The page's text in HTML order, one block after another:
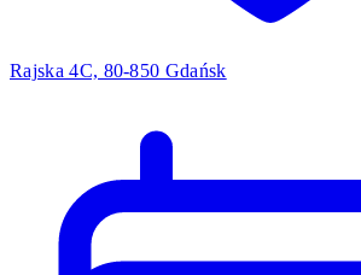
Rajska 4C, 80-850 Gdańsk